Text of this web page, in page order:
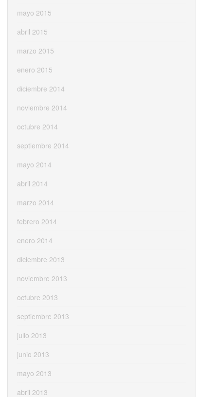
mayo 2015
abril 2015
marzo 2015
enero 2015
diciembre 2014
noviembre 2014
octubre 2014
septiembre 2014
mayo 2014
abril 2014
marzo 2014
febrero 2014
enero 2014
diciembre 2013
noviembre 2013
octubre 2013
septiembre 2013
julio 2013
junio 2013
mayo 2013
abril 2013